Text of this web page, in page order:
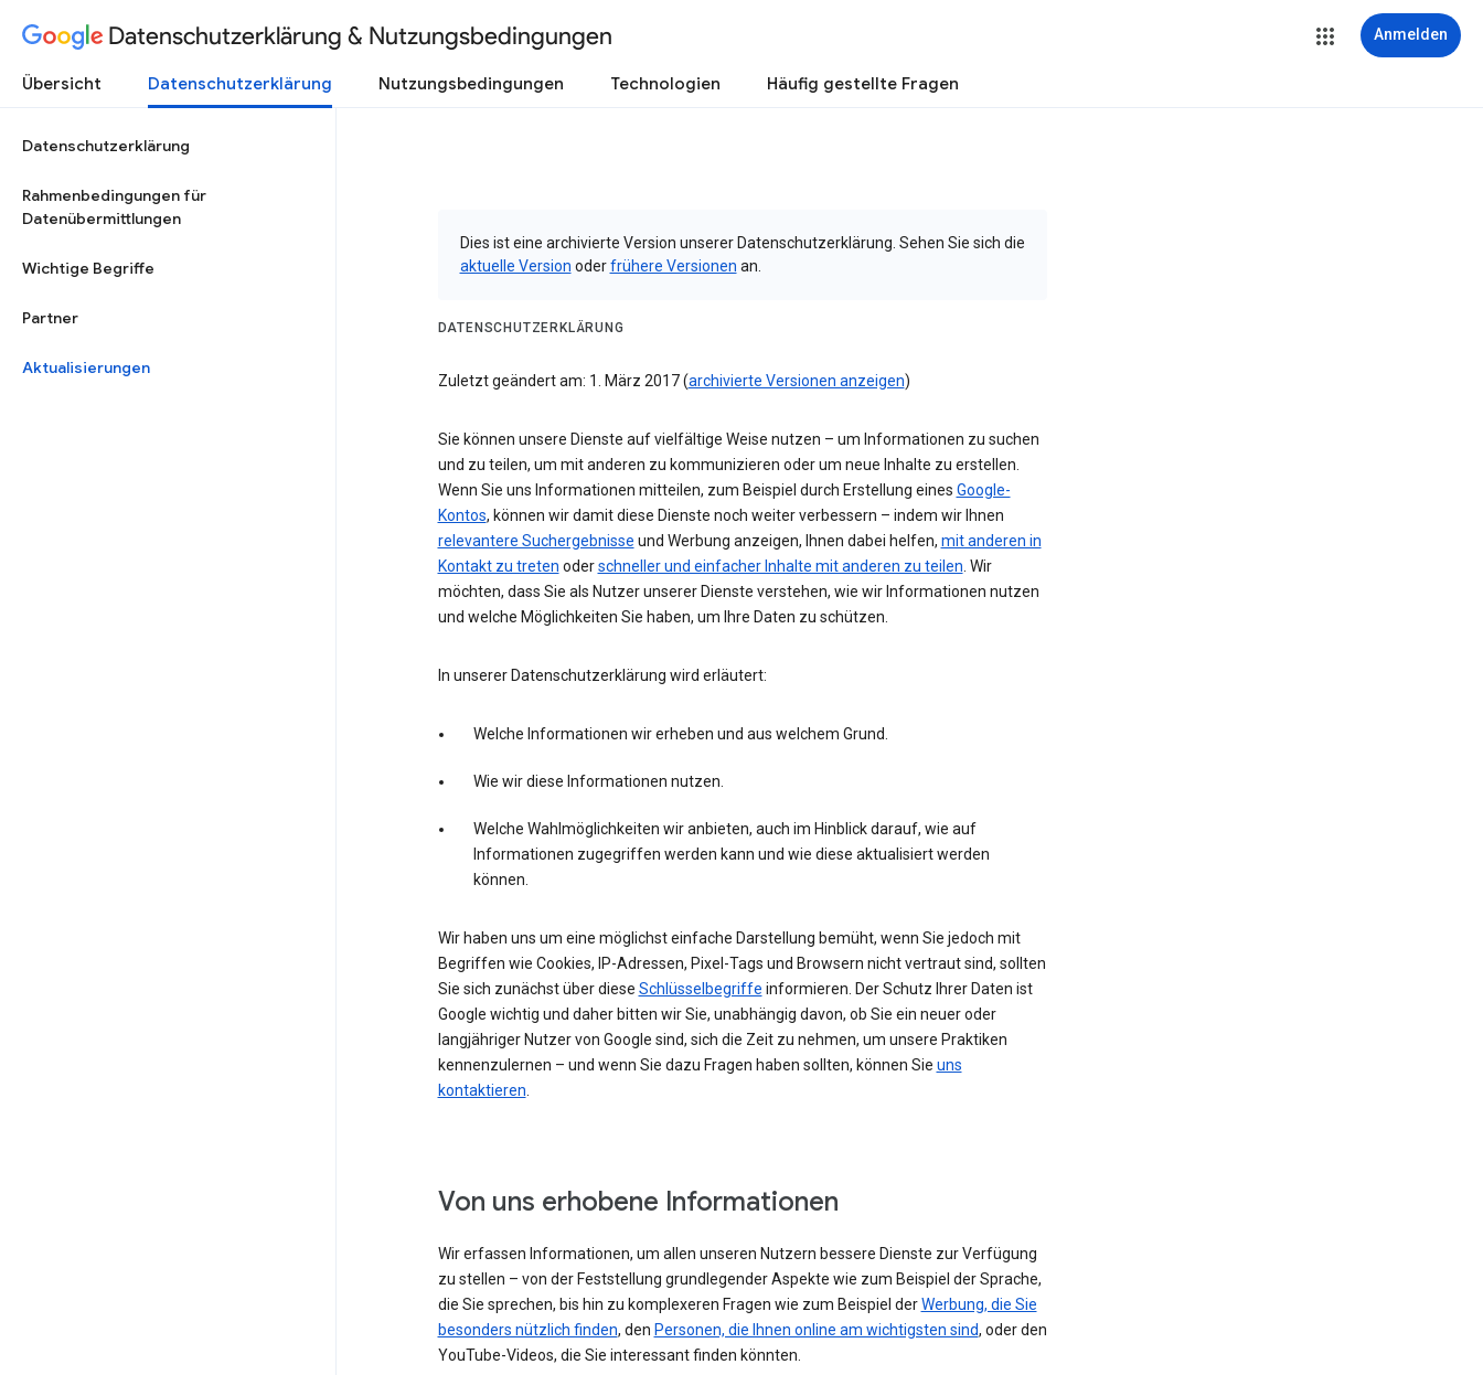
Datenschutzerklärung & Nutzungsbedingungen Anmelden
Übersicht Datenschutzerklärung Nutzungsbedingungen Technologien Häufig gestellte Fragen
Datenschutzerklärung
Rahmenbedingungen für
Datenübermittlungen
Wichtige Begriffe
Partner
Aktualisierungen
Dies ist eine archivierte Version unserer Datenschutzerklärung. Sehen Sie sich die
aktuelle Version oderfrühere Versionen an.
DATENSCHUTZERKLÄRUNG
Zuletzt geändert am: 1. März 2017 (archivierte Versionen anzeigen)
Sie können unsere Dienste auf vielfältige Weise nutzen – um Informationen zu suchen
und zu teilen, um mit anderen zu kommunizieren oder um neue Inhalte zu erstellen.
Wenn Sie uns Informationen mitteilen, zum Beispiel durch Erstellung eines Google-
Kontos, können wir damit diese Dienste noch weiter verbessern – indem wir Ihnen
relevantere Suchergebnisse und Werbung anzeigen, Ihnen dabei helfen, mit anderen in
Kontakt zu treten oderschneller und einfacher Inhalte mit anderen zu teilen. Wir
möchten, dass Sie als Nutzer unserer Dienste verstehen, wie wir Informationen nutzen
und welche Möglichkeiten Sie haben, um Ihre Daten zu schützen.
In unserer Datenschutzerklärung wird erläutert:
Welche Informationen wir erheben und aus welchem Grund.
Wie wir diese Informationen nutzen.
Welche Wahlmöglichkeiten wir anbieten, auch im Hinblick darauf, wie auf
Informationen zugegriffen werden kann und wie diese aktualisiert werden
können.
Wir haben uns um eine möglichst einfache Darstellung bemüht, wenn Sie jedoch mit
Begriffen wie Cookies, IP-Adressen, Pixel-Tags und Browsern nicht vertraut sind, sollten
Sie sich zunächst über diese Schlüsselbegriffe informieren. Der Schutz Ihrer Daten ist
Google wichtig und daher bitten wir Sie, unabhängig davon, ob Sie ein neuer oder
langjähriger Nutzer von Google sind, sich die Zeit zu nehmen, um unsere Praktiken
kennenzulernen – und wenn Sie dazu Fragen haben sollten, können Sie uns
kontaktieren.
Von uns erhobene Informationen
Wir erfassen Informationen, um allen unseren Nutzern bessere Dienste zur Verfügung
zu stellen – von der Feststellung grundlegender Aspekte wie zum Beispiel der Sprache,
die Sie sprechen, bis hin zu komplexeren Fragen wie zum Beispiel derWerbung, die Sie
besonders nützlich finden, den Personen, die Ihnen online am wichtigsten sind, oder den
YouTube-Videos, die Sie interessant finden könnten.